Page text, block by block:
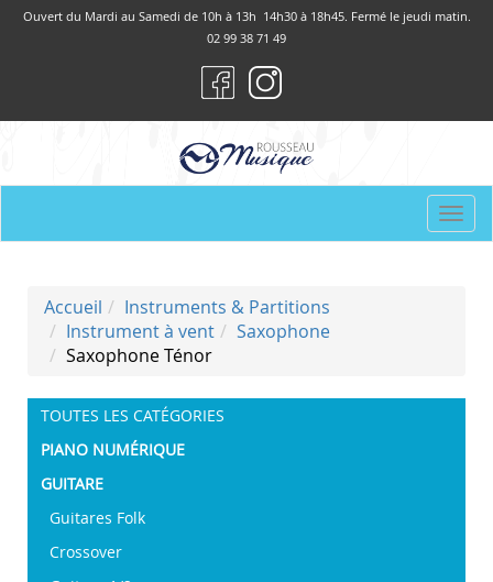
Ouvert du Mardi au Samedi de 10h à 13h 14h30 à 18h45. Fermé le jeudi matin.
02 99 38 71 49
Accueil
Instruments & Partitions
Instrument à vent
Saxophone
Saxophone Ténor
TOUTES LES CATÉGORIES
PIANO NUMÉRIQUE
GUITARE
Guitares Folk
Crossover
Panneau de gestion des cookies